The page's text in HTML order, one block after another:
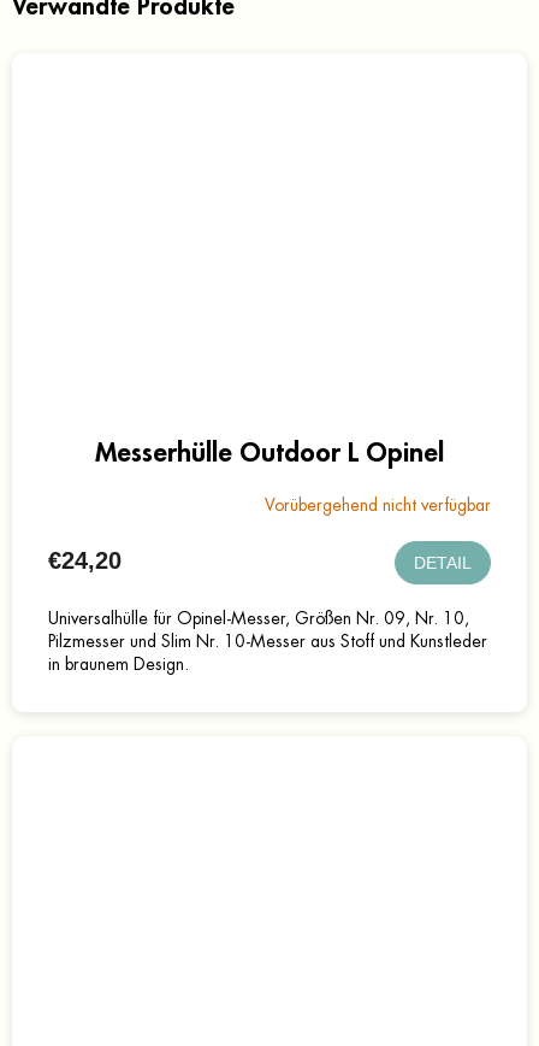
Verwandte Produkte
Messerhülle Outdoor L Opinel
Vorübergehend nicht verfügbar
€24,20 DETAIL
Universalhülle für Opinel-Messer, Größen Nr. 09, Nr. 10,
Pilzmesser und Slim Nr. 10-Messer aus Stoff und Kunstleder
in braunem Design.